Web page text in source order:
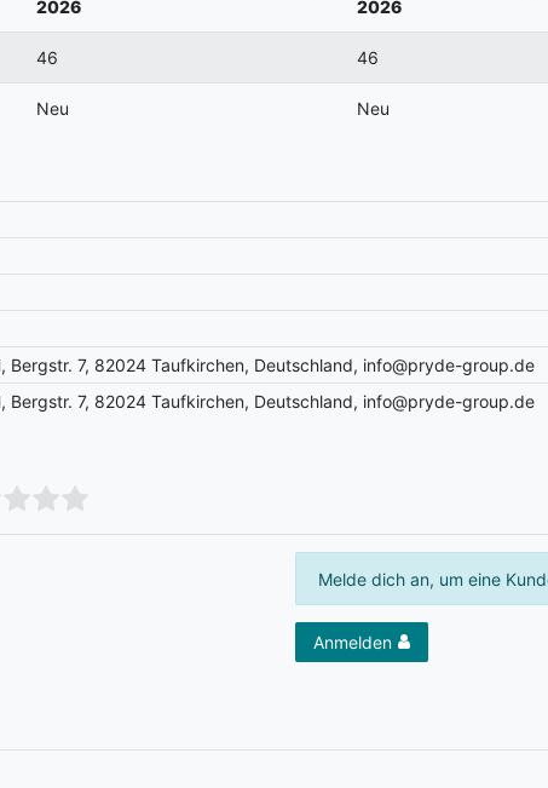
2026
2026
46 46
Neu Neu
Bergstr. 7, 82024 Taufkirchen, Deutschland, info@pryde-group.de
Bergstr. 7, 82024 Taufkirchen, Deutschland, info@pryde-group.de
Melde dich an, um eine
Anmelden